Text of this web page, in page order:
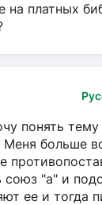
на платных
понять тему
Меня больше
союз "а" и
ее и тогда